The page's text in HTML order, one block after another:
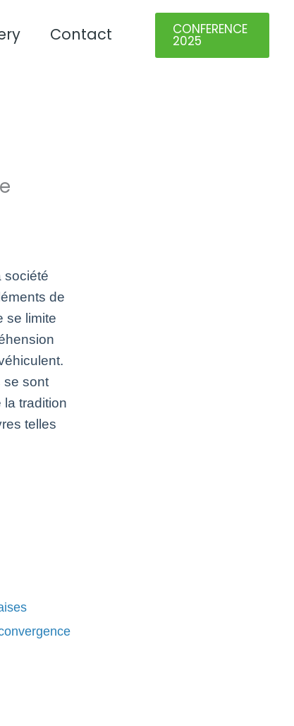
Contact CONFERENCE
2025
société
de
se limite
se sont
la tradition
telles